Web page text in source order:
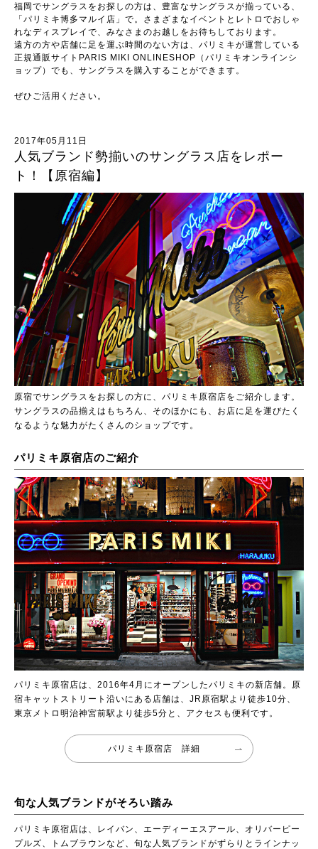
福岡でサングラスをお探しの方は、豊富なサングラスが揃っている、
「パリミキ博多マルイ店」で。さまざまなイベントとレトロでおしゃ
れなディスプレイで、みなさまのお越しをお待ちしております。
遠方の方や店舗に足を運ぶ時間のない方は、パリミキが運営している
正規通販サイト PARIS MIKI ONLINESHOP（パリミキオンラインシ
ョップ） でも、サングラスを購入することができます。
ぜひご活用ください。
2017年05月11日
人気ブランド勢揃いのサングラス店をレポー
ト！【原宿編】
原宿でサングラスをお探しの方に、パリミキ原宿店をご紹介します。
サングラスの品揃えはもちろん、そのほかにも、お店に足を運びたく
なるような魅力がたくさんのショップです。
パリミキ原宿店のご紹介
パリミキ原宿店は、2016年4月にオープンしたパリミキの新店舗。原
宿キャットストリート沿いにある店舗は、JR原宿駅より徒歩10分、
東京メトロ明治神宮前駅より徒歩5分と、アクセスも便利です。
パリミキ原宿店 詳細
旬な人気ブランドがそろい踏み
パリミキ原宿店は、レイバン、エーディーエスアール、オリバーピー
プルズ、トムブラウンなど、旬な人気ブランドがずらりとラインナッ